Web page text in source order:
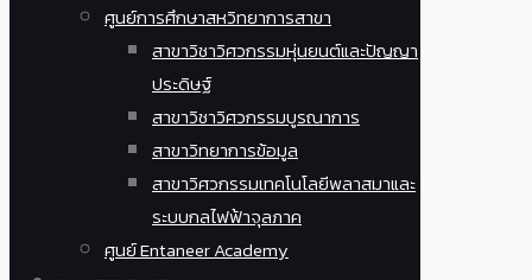
ศูนย์การศึกษาสหวิทยาการสาขา
สาขาวิชาวิศวกรรมหุ่นยนต์และปัญญา
ประดิษฐ์
สาขาวิชาวิศวกรรมบูรณาการ
สาขาวิทยาการข้อมูล
สาขาวิศวกรรมเทคโนโลยีพลาสมาและ
ระบบกลไฟฟ้าจุลภาค
ศูนย์ Entaneer Academy